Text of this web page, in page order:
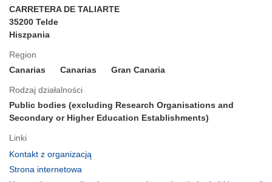
CARRETERA DE TALIARTE
35200 Telde
Hiszpania
Region
Canarias
Canarias Gran Canaria
Rodzaj działalności
Public bodies (excluding Research Organisations and
Secondary or Higher Education Establishments)
Linki
Kontakt z organizacją
Strona internetowa